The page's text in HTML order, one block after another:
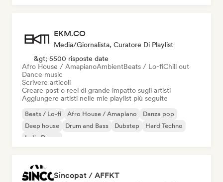
EKM.CO
Media/Giornalista, Curatore Di Playlist
&gt; 5500 risposte date
Afro House / AmapianoAmbientBeats / Lo-fiChill out
Dance music
Scrivere articoli
Creare post o reel di grande impatto sugli artisti
Aggiungere artisti nelle mie playlist più seguite
Beats / Lo-fi Afro House / Amapiano
Danza pop
Deep house
Drum and Bass Dubstep
Hard Techno
Indie Dance
Sincopat / AFFKT